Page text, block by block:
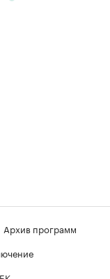
Архив программ